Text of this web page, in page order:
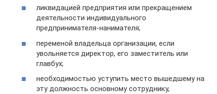
ликвидацией предприятия или прекращением
деятельности индивидуального
предпринимателя­-нанимателя;
переменой владельца организации, если
увольняется директор, его заместитель или
главбух;
необходимостью уступить место вышедшему на
эту должность основному сотруднику,